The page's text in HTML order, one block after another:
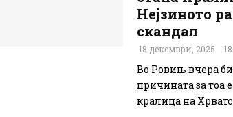
Нејзиното
скандал
18 декември, 2025
Во Ровињ вчера
причината за тоа
кралица на